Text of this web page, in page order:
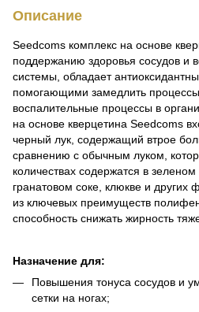
Описание
Seedcoms комплекс на основе
поддержанию здоровья сосудов и
системы, обладает
помогающими замедлить
воспалительные процессы в
на основе кверцетина Seedcoms
черный лук, содержащий втрое
сравнению с обычным луком,
количествах содержатся в
гранатовом соке, клюкве и
из ключевых преимуществ
способность снижать жирность
Назначение для:
Повышения тонуса сосудов и
сетки на ногах;